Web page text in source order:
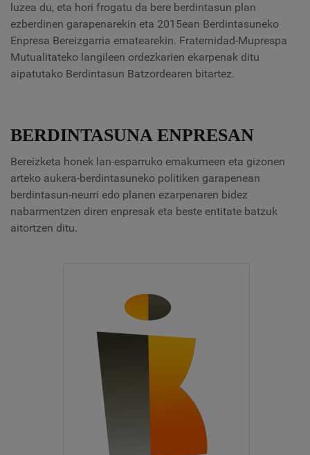
luzea du, eta hori frogatu da bere berdintasun plan
ezberdinen garapenarekin eta 2015ean Berdintasuneko
Enpresa Bereizgarria ematearekin. Fraternidad-Muprespa
Mutualitateko langileen ordezkarien ekarpenak ditu
aipatutako Berdintasun Batzordearen bitartez.
BERDINTASUNA ENPRESAN
Bereizketa honek lan-esparruko emakumeen eta gizonen
arteko aukera-berdintasuneko politiken garapenean
berdintasun-neurri edo planen ezarpenaren bidez
nabarmentzen diren enpresak eta beste entitate batzuk
aitortzen ditu.